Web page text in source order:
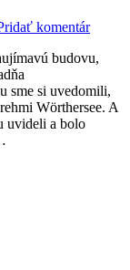
komentár
budovu,
sme si uvedomili,
Wörthersee. A
uvideli a bolo